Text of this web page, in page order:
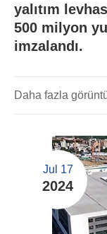
yalıtım
500 milyon
imzalandı.
Daha fazla
Jul 17
2024